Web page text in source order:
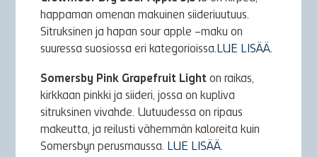
happaman omenan makuinen siideriuutuus.
Sitruksinen ja hapan sour apple –maku on
suuressa suosiossa eri kategorioissa. LUE LISÄÄ.
Somersby Pink Grapefruit Lighton raikas,
kirkkaan pinkki ja siideri, jossa on kupliva
sitruksinen vivahde. Uutuudessa on ripaus
makeutta, ja reilusti vähemmän kaloreita kuin
Somersbyn perusmaussa. LUE LISÄÄ.